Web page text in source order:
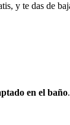
y te das de
en el baño.